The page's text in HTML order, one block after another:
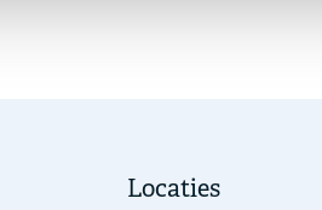
Locaties